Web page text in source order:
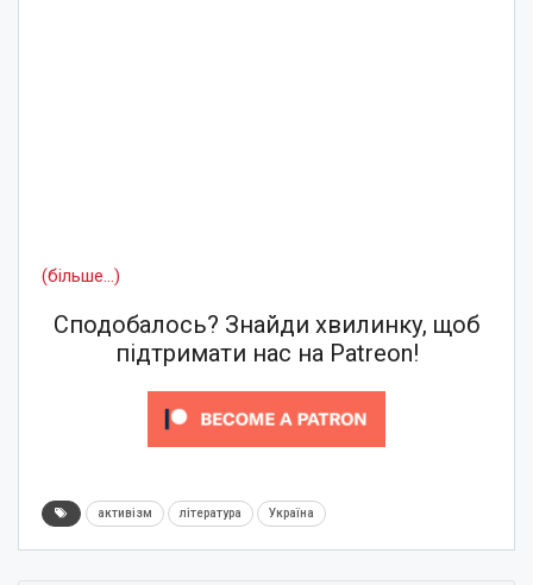
(більше…)
Сподобалось? Знайди хвилинку, щоб
підтримати нас на Patreon!
активізм література Україна